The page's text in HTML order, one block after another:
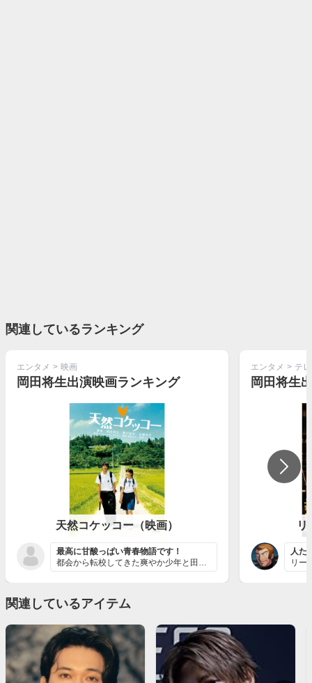
関連しているランキング
エンタメ > 映画
岡田将生出演映画ランキング
天然コケッコー（映画）
最高に甘酸っぱい青春物語です！
都会から転校してきた爽やか少年と田舎育ちの少女が恋をす...
エンタメ > テ
岡田将生
リ
人た
関連しているアイテム